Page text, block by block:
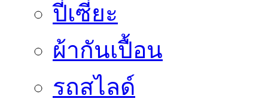
ปี่เซี่ยะ
ผ้ากันเปื้อน
รถสไลด์